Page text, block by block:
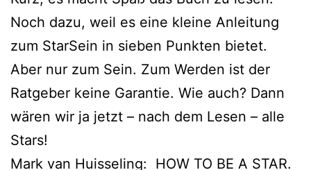
Noch dazu, weil es eine kleine Anleitung
zum StarSein in sieben Punkten bietet.
Aber nur zum Sein. Zum Werden ist der
Ratgeber keine Garantie. Wie auch? Dann
wären wir ja jetzt – nach dem Lesen – alle
Stars!
Mark van Huisseling: HOW TO BE A STAR.